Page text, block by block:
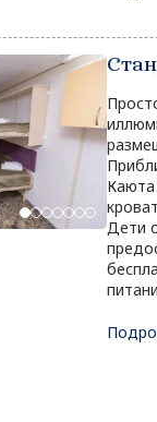
Дети